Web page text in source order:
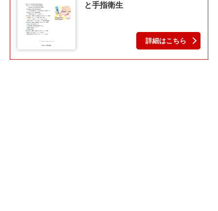
と手指衛生
詳細はこちら